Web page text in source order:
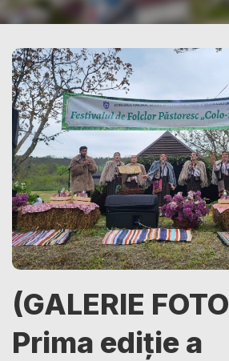
(GALERIE
Prima ediție a